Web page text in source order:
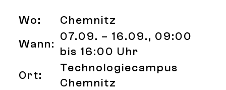
Wo:
Chemnitz
Wann:
07.09. – 16.09., 09:00
bis 16:00 Uhr
Ort:
Technologiecampus
Chemnitz